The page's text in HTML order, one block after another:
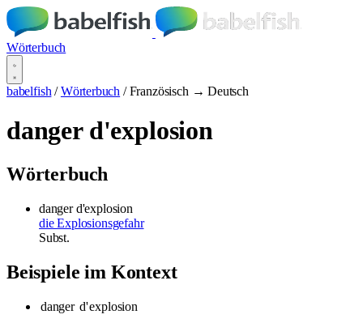
Wörterbuch
babelfish / Wörterbuch / Französisch → Deutsch
danger d'explosion
Wörterbuch
danger d'explosion
die Explosionsgefahr
Subst.
Beispiele im Kontext
danger d'explosion